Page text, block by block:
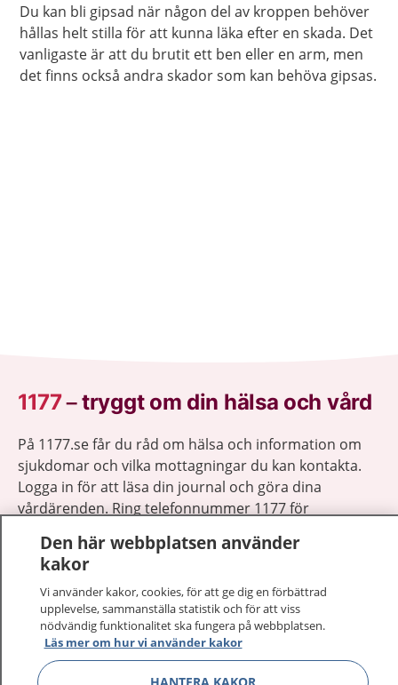
Du kan bli gipsad när någon del av kroppen behöver
hållas helt stilla för att kunna läka efter en skada. Det
vanligaste är att du brutit ett ben eller en arm, men
det finns också andra skador som kan behöva gipsas.
1177–tryggt om din hälsa och vård
På 1177.se får du råd om hälsa och information om
sjukdomar och vilka mottagningar du kan kontakta.
Logga in för att läsa din journal och göra dina
vårdärenden. Ring telefonnummer 1177 för
1177 ger dig råd när du vill må bättre.
1177 på flera språk Visa
Den här webbplatsen använder
kakor
Vi använder kakor, cookies, för att ge dig en förbättrad
upplevelse, sammanställa statistik och för att viss
nödvändig funktionalitet ska fungera på webbplatsen.
Läs mer om hur vi använder kakor